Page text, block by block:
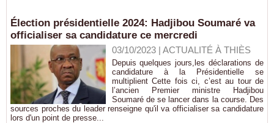
Élection présidentielle 2024: Hadjibou Soumaré va
officialiser sa candidature ce mercredi
03/10/2023| ACTUALITÉ À THIÈS
Depuis quelques jours,les déclarations de
candidature à la Présidentielle se
multiplient Cette fois ci, c’est au tour de
l’ancien Premier ministre Hadjibou
Soumaré de se lancer dans la course. Des
sources proches du leader renseigne qu'il va officialiser sa candidature
lors d'un point de presse...